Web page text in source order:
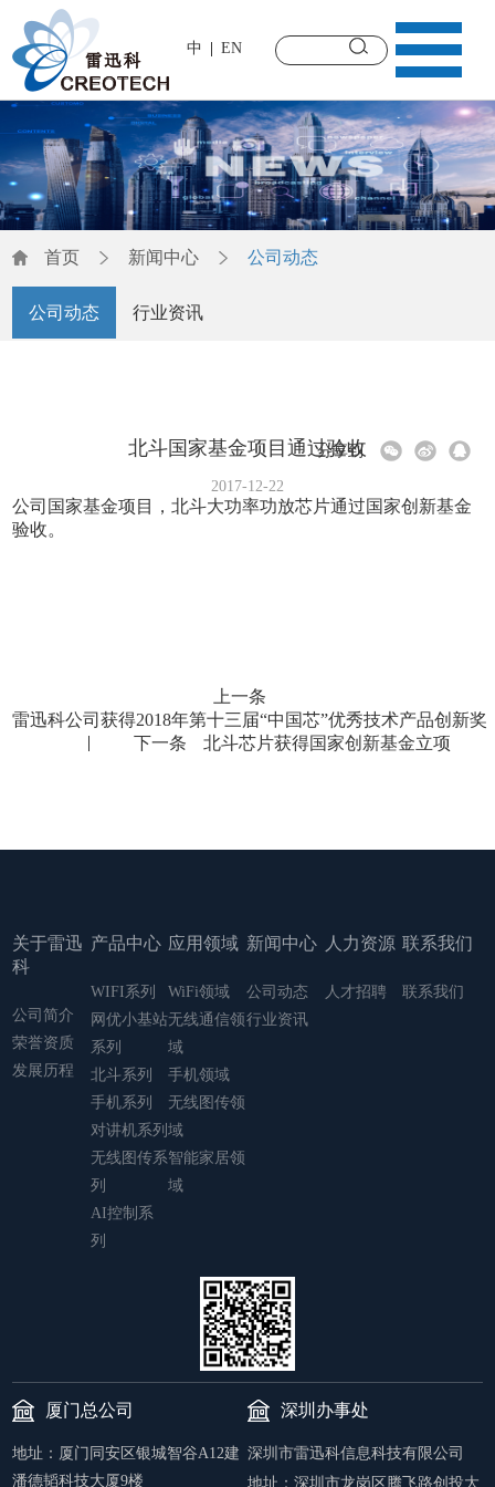
中 EN
首页 新闻中心 公司动态
公司动态 行业资讯
分享到
北斗国家基金项目通过验收
2017-12-22
公司国家基金项目，北斗大功率功放芯片通过国家创新基金
验收。
上一条
雷迅科公司获得2018年第十三届“中国芯”优秀技术产品创新奖
下一条
北斗芯片获得国家创新基金立项
关于雷迅
科
公司简介
荣誉资质
发展历程
产品中心
WIFI系列
网优小基站
系列
北斗系列
手机系列
对讲机系列
无线图传系
列
AI控制系
列
应用领域
WiFi领域
无线通信领
域
手机领域
无线图传领
域
智能家居领
域
新闻中心
公司动态
行业资讯
人力资源
人才招聘
联系我们
联系我们
厦门总公司
地址：厦门同安区银城智谷A12建
潘德韬科技大厦9楼
深圳办事处
深圳市雷迅科信息科技有限公司
地址： 深圳市龙岗区腾飞路创投大